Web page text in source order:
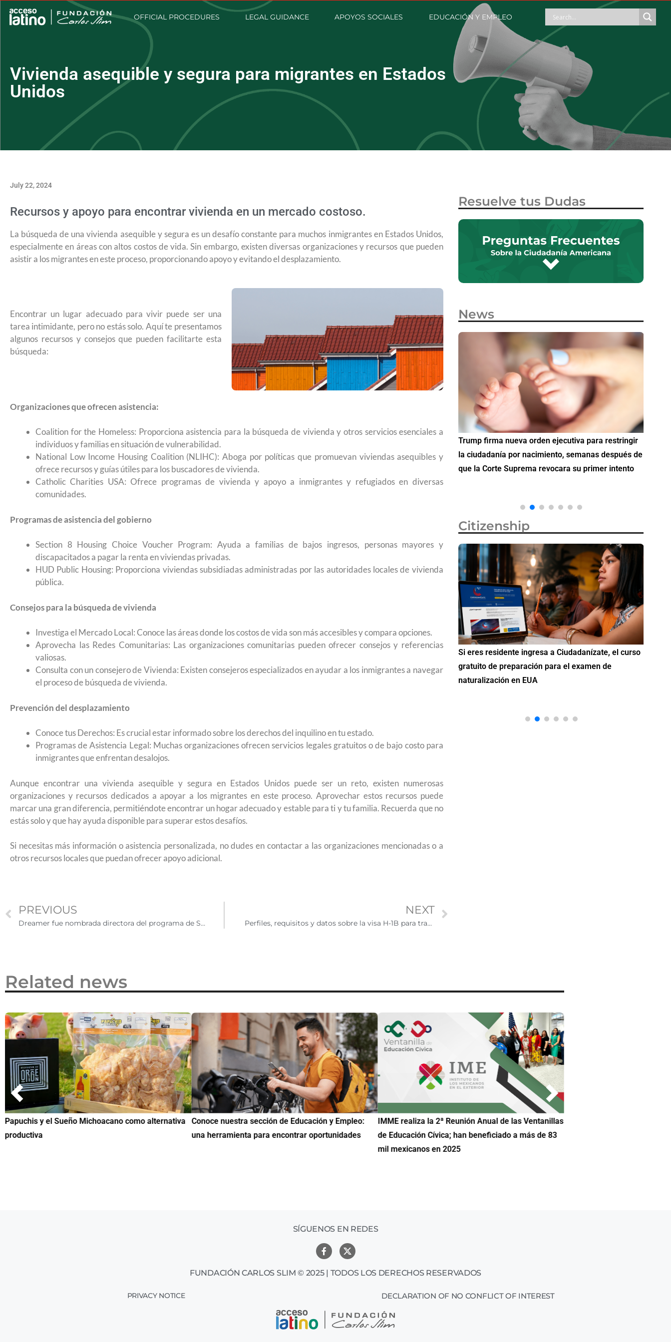
OFFICIAL PROCEDURES LEGAL GUIDANCE APOYOS SOCIALES EDUCACIÓN Y EMPLEO
Vivienda asequible y segura para migrantes en Estados
Unidos
July 22, 2024
Recursos y apoyo para encontrar vivienda en un mercado costoso.
La búsqueda de una vivienda asequible y segura es un desafío constante para muchos inmigrantes en Estados Unidos,
especialmente en áreas con altos costos de vida. Sin embargo, existen diversas organizaciones y recursos que pueden
asistir a los migrantes en este proceso, proporcionando apoyo y evitando el desplazamiento.
Encontrar un lugar adecuado para vivir puede ser una
tarea intimidante, pero no estás solo. Aquí te presentamos
algunos recursos y consejos que pueden facilitarte esta
búsqueda:
Organizaciones que ofrecen asistencia:
Coalition for the Homeless: Proporciona asistencia para la búsqueda de vivienda y otros servicios esenciales a
individuos y familias en situación de vulnerabilidad.
National Low Income Housing Coalition (NLIHC): Aboga por políticas que promuevan viviendas asequibles y
ofrece recursos y guías útiles para los buscadores de vivienda.
Catholic Charities USA: Ofrece programas de vivienda y apoyo a inmigrantes y refugiados en diversas
comunidades.
Programas de asistencia del gobierno
Section 8 Housing Choice Voucher Program: Ayuda a familias de bajos ingresos, personas mayores y
discapacitados a pagar la renta en viviendas privadas.
HUD Public Housing: Proporciona viviendas subsidiadas administradas por las autoridades locales de vivienda
pública.
Consejos para la búsqueda de vivienda
Investiga el Mercado Local: Conoce las áreas donde los costos de vida son más accesibles y compara opciones.
Aprovecha las Redes Comunitarias: Las organizaciones comunitarias pueden ofrecer consejos y referencias
valiosas.
Consulta con un consejero de Vivienda: Existen consejeros especializados en ayudar a los inmigrantes a navegar
el proceso de búsqueda de vivienda.
Prevención del desplazamiento
Conoce tus Derechos: Es crucial estar informado sobre los derechos del inquilino en tu estado.
Programas de Asistencia Legal: Muchas organizaciones ofrecen servicios legales gratuitos o de bajo costo para
inmigrantes que enfrentan desalojos.
Aunque encontrar una vivienda asequible y segura en Estados Unidos puede ser un reto, existen numerosas
organizaciones y recursos dedicados a apoyar a los migrantes en este proceso. Aprovechar estos recursos puede
marcar una gran diferencia, permitiéndote encontrar un hogar adecuado y estable para ti y tu familia. Recuerda que no
estás solo y que hay ayuda disponible para superar estos desafíos.
Si necesitas más información o asistencia personalizada, no dudes en contactar a las organizaciones mencionadas o a
otros recursos locales que puedan ofrecer apoyo adicional.
PREVIOUS
Dreamer fue nombrada directora del programa de Servicios para Estudiantes Latinos en CU Denver
NEXT
Perfiles, requisitos y datos sobre la visa H-1B para trabajadores especializados
Resuelve tus Dudas
News
¿Cómo inscribirse a Jóvenes Construyendo el
Futuro para capacitarse al regresar a México?
para el Empleo
Trump firma nueva orden ejecutiva para restringir
la ciudadanía por nacimiento, semanas después de
que la Corte Suprema revocara su primer intento
Citizenship
UNAM San Antonio abre cursos de preparación
para la ciudadanía estadounidense en primavera
2026
Ciudadanízate, el curso gratuito de preparación
para el examen de naturalización en EUA
Si eres residente ingresa a Ciudadanízate, el curso
gratuito de preparación para el examen de
naturalización en EUA
Related news
Papuchis y el Sueño Michoacano como alternativa
productiva
Conoce nuestra sección de Educación y Empleo:
una herramienta para encontrar oportunidades
IMME realiza la 2ª Reunión Anual de las Ventanillas
de Educación Cívica; han beneficiado a más de 83
mil mexicanos en 2025
SÍGUENOS EN REDES
FUNDACIÓN CARLOS SLIM © 2025 | TODOS LOS DERECHOS RESERVADOS
PRIVACY NOTICE DECLARATION OF NO CONFLICT OF INTEREST